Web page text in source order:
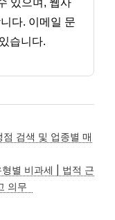
있으며, 웹사
다. 이메일 문
습니다.
검색 및 업종별 매
별 비과세 | 법적 근
의무